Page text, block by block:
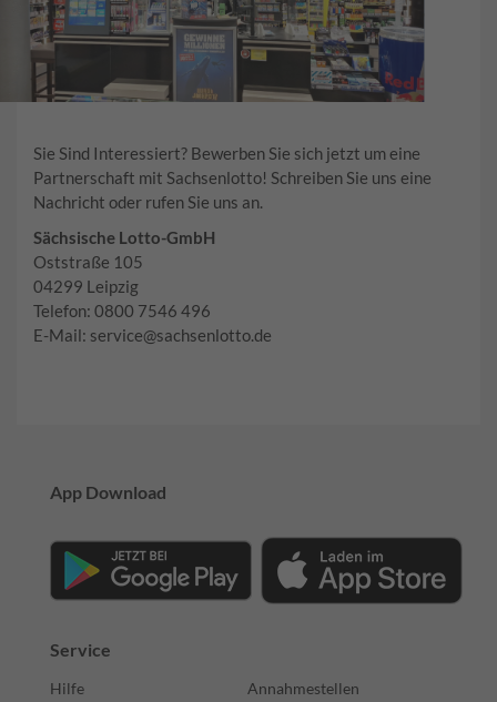
Sie Sind Interessiert? Bewerben Sie sich jetzt um eine
Partnerschaft mit Sachsenlotto! Schreiben Sie uns eine
Nachricht oder rufen Sie uns an.
Sächsische Lotto-GmbH
Oststraße 105
04299 Leipzig
Telefon: 0800 7546 496
E-Mail: service@sachsenlotto.de
App Download
Service
Hilfe
Annahmestellen